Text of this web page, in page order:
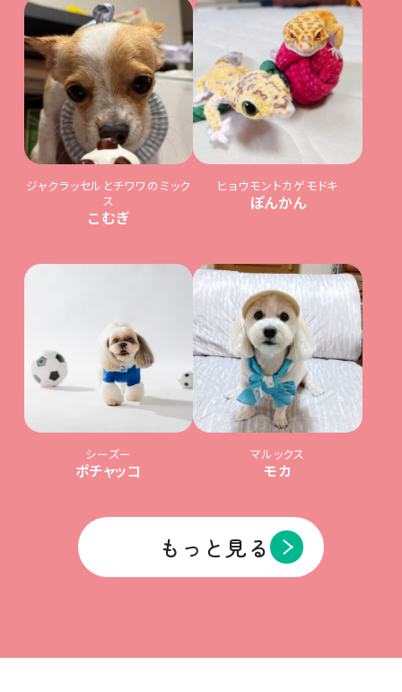
ジャクラッセルとチワワのミック
ス
こむぎ
ヒョウモントカゲモドキ
ぽんかん
シーズー
ポチャッコ
マルックス
モカ
もっと見る